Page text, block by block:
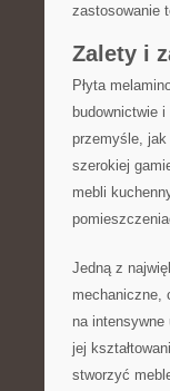
zastosowanie‌
Zalety i
Płyta
budownictwie
przemyśle, jak
szerokiej
mebli
Jedną z
⁢mechaniczne,
na ⁢intensywne
jej
stworzyć